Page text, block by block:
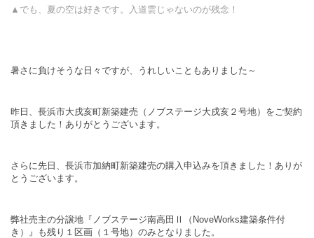
▲でも、夏の空は好きです。入道雲じゃないのが残念！
暑さに負けそうな日々ですが、うれしいこともありました～
昨日、長浜市大戌亥町新築建売（ノブステージ大戌亥２号地）をご契約
頂きました！ありがとうございます。
さらに先日、長浜市加納町新築建売の購入申込みを頂きました！ありが
とうございます。
弊社売主の分譲地『ノブステージ南高田Ⅱ（NoveWorks建築条件付
き）』も残り１区画（１号地）のみとなりました。